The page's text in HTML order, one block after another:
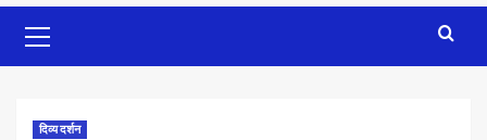
दिव्य दर्शन